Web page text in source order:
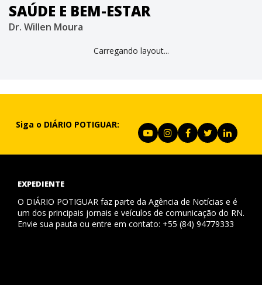
SAÚDE E BEM-ESTAR
Dr. Willen Moura
Carregando layout...
Siga o DIÁRIO POTIGUAR:
EXPEDIENTE
O DIÁRIO POTIGUAR faz parte da Agência de Notícias e é
um dos principais jornais e veículos de comunicação do RN.
Envie sua pauta ou entre em contato: +55 (84) 94779333